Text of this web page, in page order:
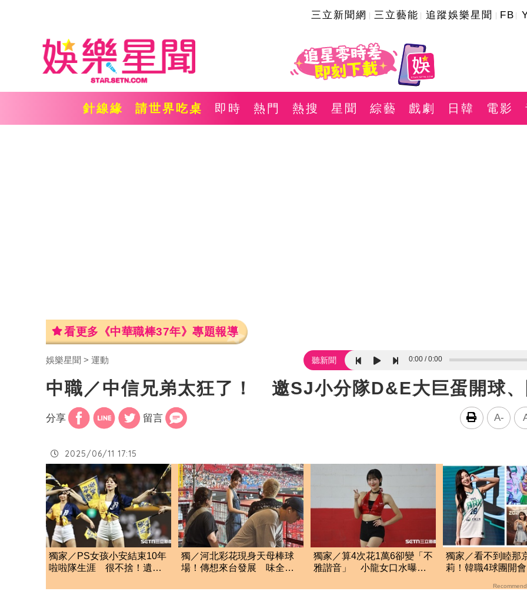
三立新聞網 三立藝能 追蹤娛樂星聞 FB
針線緣 請世界吃桌 即時 熱門 熱搜 星聞 綜藝 戲劇 日韓 電影
看更多《中華職棒37年》專題報導
娛樂星聞 運動 聽新聞 0:00 0:00
中職／中信兄弟太狂了！ 邀SJ小分隊D&E大巨蛋開球
分享 留言 A-
2025/06/11 17:15
獨家／PS女孩小安結束10年
啦啦隊生涯 很不捨！遺憾
獨／河北彩花現身天母棒球
場！傳想來台發展 味全：
獨家／算4次花1萬6卻變「不
雅諧音」 小龍女口水曝爆
獨家／看不到睦那
莉！韓職4球團開